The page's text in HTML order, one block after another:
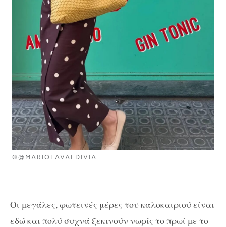
©@MARIOLAVALDIVIA
Οι μεγάλες, φωτεινές μέρες του καλοκαιριού είναι
εδώ και πολύ συχνά ξεκινούν νωρίς το πρωί με το